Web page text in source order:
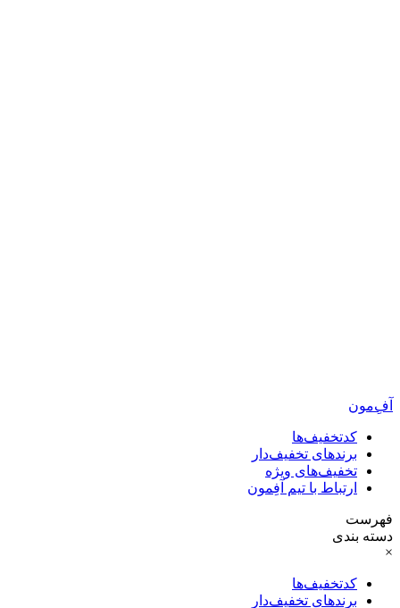
آفِ‌مون
کدتخفیف‌ها
برندهای تخفیف‌دار
تخفیف‌های ویژه
ارتباط با تیم آفِمون
فهرست
دسته بندی
×
کدتخفیف‌ها
برندهای تخفیف‌دار